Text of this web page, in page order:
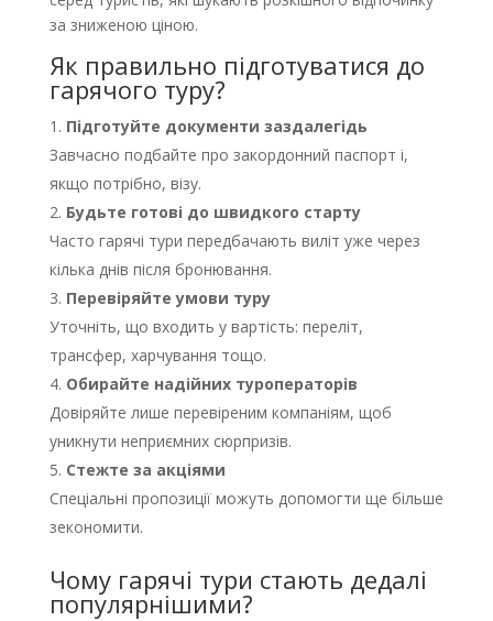
за зниженою ціною.
Як правильно підготуватися до
гарячого туру?
Підготуйте документи заздалегідь
Завчасно подбайте про закордонний паспорт і,
якщо потрібно, візу.
Будьте готові до швидкого старту
Часто гарячі тури передбачають виліт уже через
кілька днів після бронювання.
Перевіряйте умови туру
Уточніть, що входить у вартість: переліт,
трансфер, харчування тощо.
Обирайте надійних туроператорів
Довіряйте лише перевіреним компаніям, щоб
уникнути неприємних сюрпризів.
Стежте за акціями
Спеціальні пропозиції можуть допомогти ще більше
зекономити.
Чому гарячі тури стають дедалі
популярнішими?